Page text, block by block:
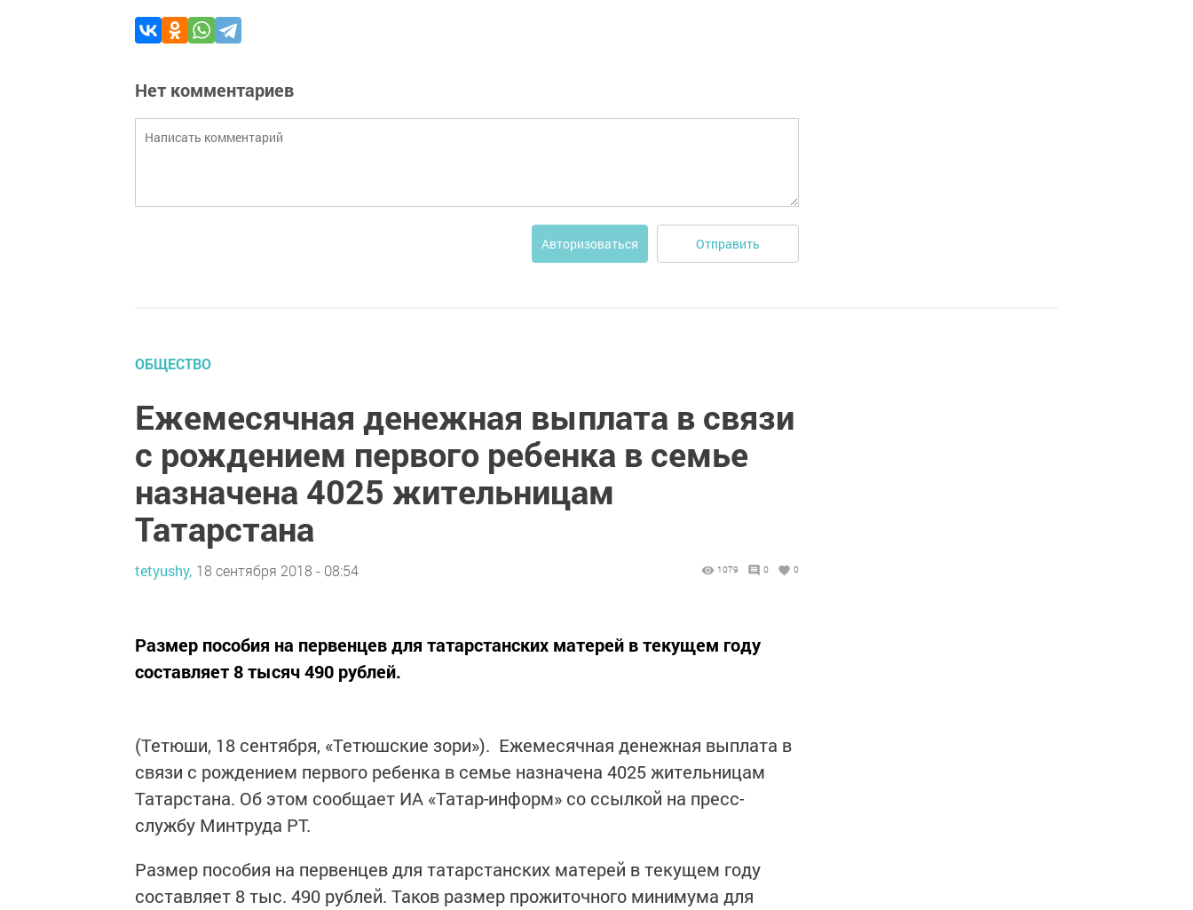
Нет комментариев
Авторизоваться Отправить
ОБЩЕСТВО
Ежемесячная денежная выплата в связи
с рождением первого ребенка в семье
назначена 4025 жительницам
Татарстана
tetyushy, 18 сентября 2018 - 08:54 1079 0 0
Размер пособия на первенцев для татарстанских матерей в текущем году
составляет 8 тысяч 490 рублей.
(Тетюши, 18 сентября, «Тетюшские зори»). Ежемесячная денежная выплата в
связи с рождением первого ребенка в семье назначена 4025 жительницам
Татарстана. Об этом сообщает ИА «Татар-информ» со ссылкой на пресс-
службу Минтруда РТ.
Размер пособия на первенцев для татарстанских матерей в текущем году
составляет 8 тыс. 490 рублей. Таков размер прожиточного минимума для